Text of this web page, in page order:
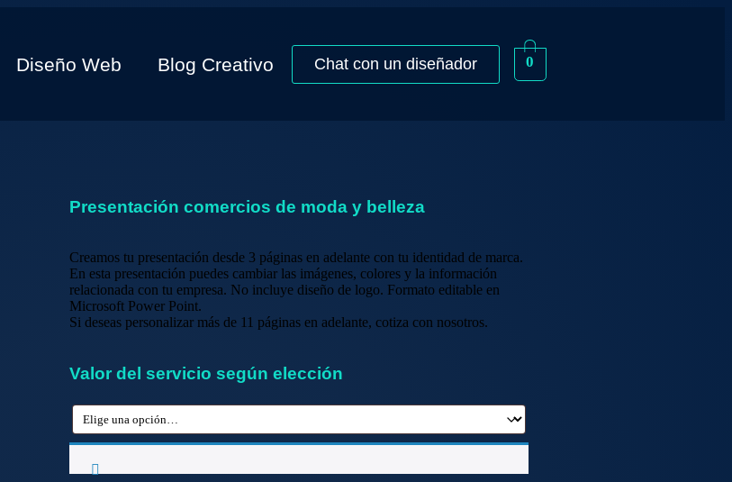
Diseño Web Blog Creativo Chat con un diseñador 0
Presentación comercios de moda y belleza
Creamos tu presentación desde 3 páginas en adelante con tu identidad de marca.
En esta presentación puedes cambiar las imágenes, colores y la información
relacionada con tu empresa. No incluye diseño de logo. Formato editable en
Microsoft Power Point.
Si deseas personalizar más de 11 páginas en adelante, cotiza con nosotros.
Valor del servicio según elección